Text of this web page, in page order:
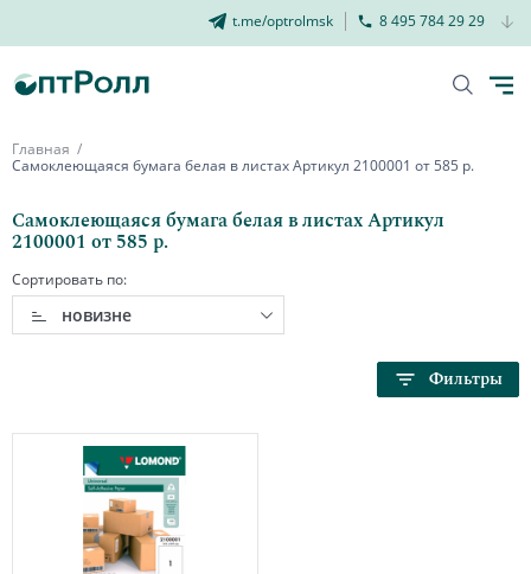
t.me/optrolmsk 8 495 784 29 29
Главная
Самоклеющаяся бумага белая в листах Артикул 2100001 от 585 р.
Самоклеющаяся бумага белая в листах Артикул
2100001 от 585 р.
Сортировать по:
новизне
Фильтры